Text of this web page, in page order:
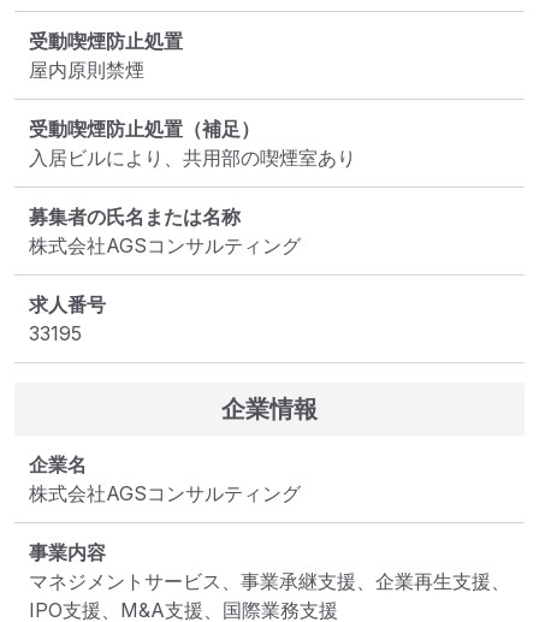
受動喫煙防止処置
屋内原則禁煙
受動喫煙防止処置（補足）
入居ビルにより、共用部の喫煙室あり
募集者の氏名または名称
株式会社AGSコンサルティング
求人番号
33195
企業情報
企業名
株式会社AGSコンサルティング
事業内容
マネジメントサービス、事業承継支援、企業再生支援、
IPO支援、M&A支援、国際業務支援